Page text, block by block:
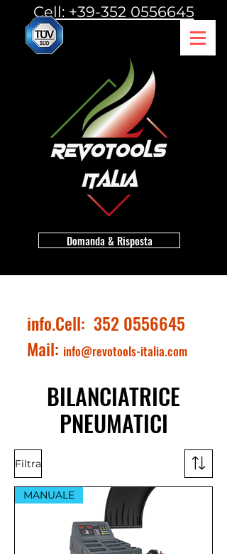
Cell: +39-352 0556645
Domanda & Risposta
info.Cell: 352 0556645
Mail: info@revotools-italia.com
BILANCIATRICE
PNEUMATICI
Filtra
MANUALE